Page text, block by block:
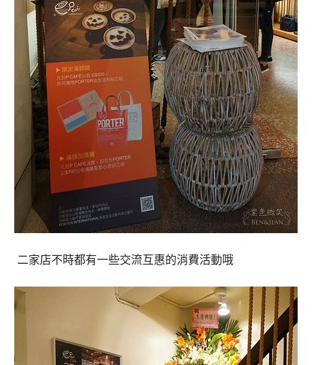
二家店不時都有一些交流互惠的消費活動哦